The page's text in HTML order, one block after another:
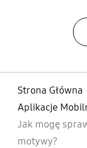
Strona Główna
Aplikacje
Jak mogę
motywy?